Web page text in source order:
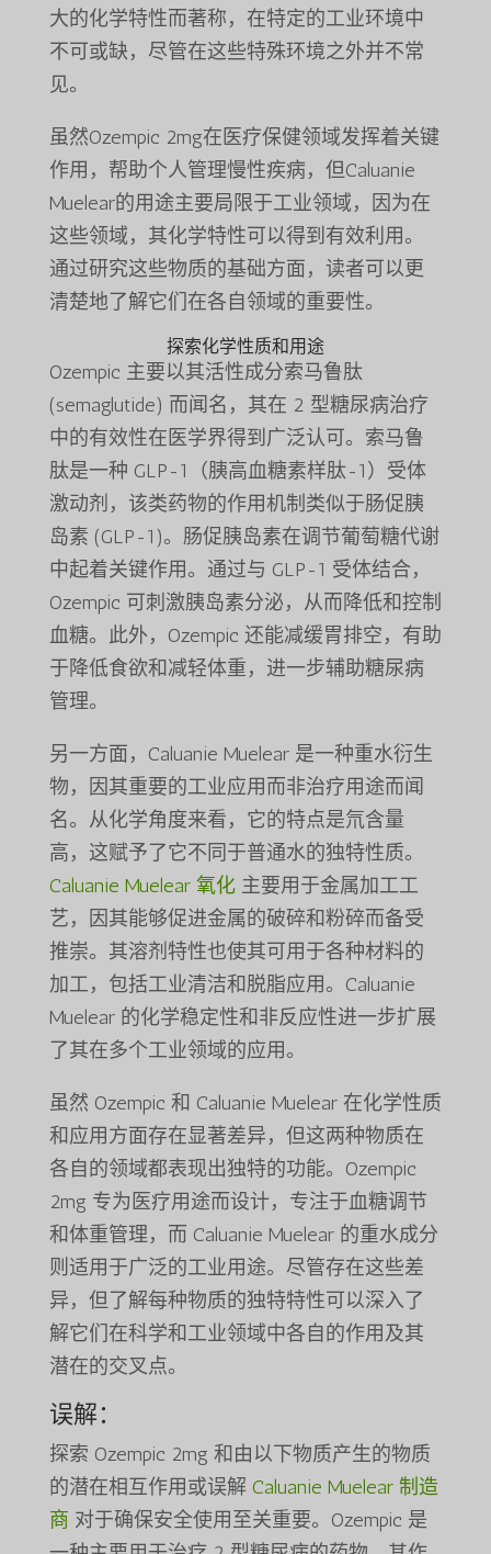
大的化学特性而著称，在特定的工业环境中
不可或缺，尽管在这些特殊环境之外并不常
见。
虽然Ozempic 2mg在医疗保健领域发挥着关键
作用，帮助个人管理慢性疾病，但Caluanie
Muelear的用途主要局限于工业领域，因为在
这些领域，其化学特性可以得到有效利用。
通过研究这些物质的基础方面，读者可以更
清楚地了解它们在各自领域的重要性。
探索化学性质和用途
Ozempic 主要以其活性成分索马鲁肽
(semaglutide) 而闻名，其在 2 型糖尿病治疗
中的有效性在医学界得到广泛认可。索马鲁
肽是一种 GLP-1（胰高血糖素样肽-1）受体
激动剂，该类药物的作用机制类似于肠促胰
岛素 (GLP-1)。肠促胰岛素在调节葡萄糖代谢
中起着关键作用。通过与 GLP-1 受体结合，
Ozempic 可刺激胰岛素分泌，从而降低和控制
血糖。此外，Ozempic 还能减缓胃排空，有助
于降低食欲和减轻体重，进一步辅助糖尿病
管理。
另一方面，Caluanie Muelear 是一种重水衍生
物，因其重要的工业应用而非治疗用途而闻
名。从化学角度来看，它的特点是氘含量
高，这赋予了它不同于普通水的独特性质。
Caluanie Muelear 氧化主要用于金属加工工
艺，因其能够促进金属的破碎和粉碎而备受
推崇。其溶剂特性也使其可用于各种材料的
加工，包括工业清洁和脱脂应用。Caluanie
Muelear 的化学稳定性和非反应性进一步扩展
了其在多个工业领域的应用。
虽然 Ozempic 和 Caluanie Muelear 在化学性质
和应用方面存在显著差异，但这两种物质在
各自的领域都表现出独特的功能。Ozempic
2mg 专为医疗用途而设计，专注于血糖调节
和体重管理，而 Caluanie Muelear 的重水成分
则适用于广泛的工业用途。尽管存在这些差
异，但了解每种物质的独特特性可以深入了
解它们在科学和工业领域中各自的作用及其
潜在的交叉点。
误解：
探索 Ozempic 2mg 和由以下物质产生的物质
的潜在相互作用或误解 Caluanie Muelear 制造
商 对于确保安全使用至关重要。Ozempic 是